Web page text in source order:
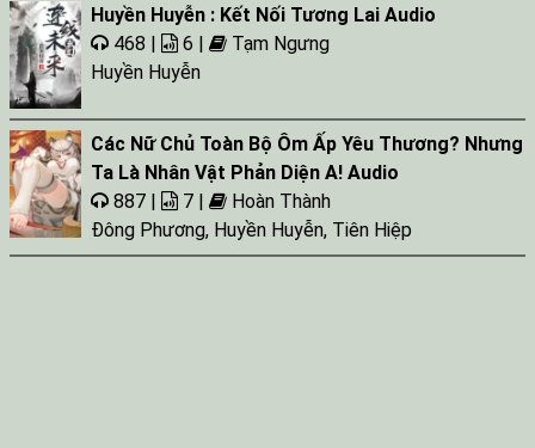
Huyền Huyễn : Kết Nối Tương Lai Audio
468 |
6 |
Tạm Ngưng
Huyền Huyễn
Các Nữ Chủ Toàn Bộ Ôm Ấp Yêu Thương? Nhưng
Ta Là Nhân Vật Phản Diện A! Audio
887 |
7 |
Hoàn Thành
Đông Phương, Huyền Huyễn, Tiên Hiệp